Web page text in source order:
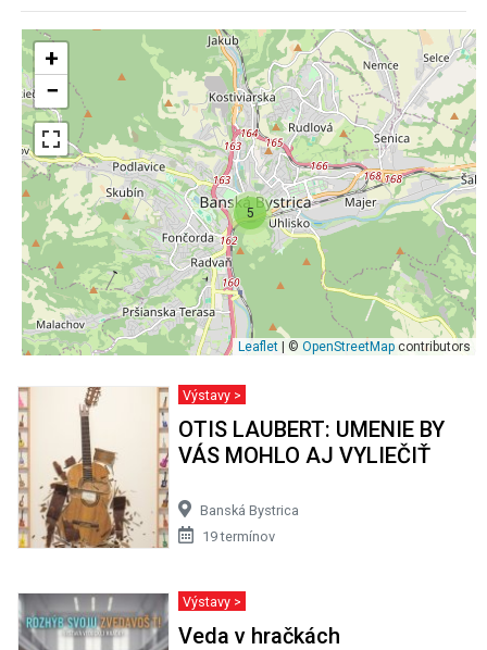
5
+
−
Leaflet | © OpenStreetMap contributors
Výstavy >
OTIS LAUBERT: UMENIE BY
VÁS MOHLO AJ VYLIEČIŤ
Banská Bystrica
19 termínov
Výstavy >
Veda v hračkách